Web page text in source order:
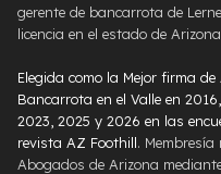
gerente de bancarrota de
licencia en el estado de
Elegida como la Mejor firma
Bancarrota en el Valle en
2023, 2025 y 2026 en las
revista AZ Foothill. Membresía
Abogados de Arizona